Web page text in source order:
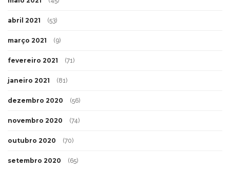
abril 2021 (53)
março 2021 (9)
fevereiro 2021 (71)
janeiro 2021 (81)
dezembro 2020 (56)
novembro 2020 (74)
outubro 2020 (70)
setembro 2020 (65)